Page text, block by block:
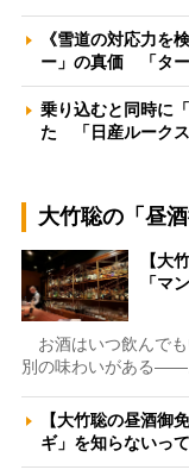
《雪道の対応力を
ー」の真価 「タ
乗り込むと同時に
た 「日産ルーク
大竹聡の「昼酒
【大
「マ
お酒はいつ飲んでも
別の味わいがある――
【大竹聡の昼酒御
ギ」を知らない